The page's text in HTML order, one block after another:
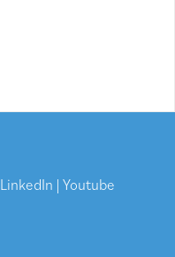
LinkedIn | Youtube